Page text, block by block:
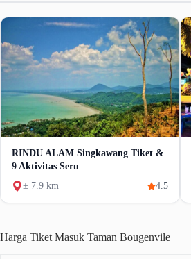
RINDU ALAM Singkawang Tiket &
9 Aktivitas Seru
± 7.9 km
4.5
Harga Tiket Masuk Taman Bougenvile